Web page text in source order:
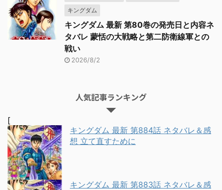
キングダム
キングダム 最新 第80巻の発売日と内容ネ
タバレ 蒙恬の大戦略と第二防衛線軍との
戦い
2026/8/2
人気記事ランキング
[
キングダム 最新 第884話 ネタバレ＆感
想 立て直すために
キングダム 最新 第883話 ネタバレ＆感